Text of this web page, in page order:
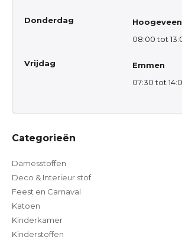
Donderdag
Hoogeveen
08:00 tot
Vrijdag
Emmen
07:30 tot
Categorieën
Damesstoffen
Deco & Interieur stof
Feest en Carnaval
Katoen
Kinderkamer
Kinderstoffen